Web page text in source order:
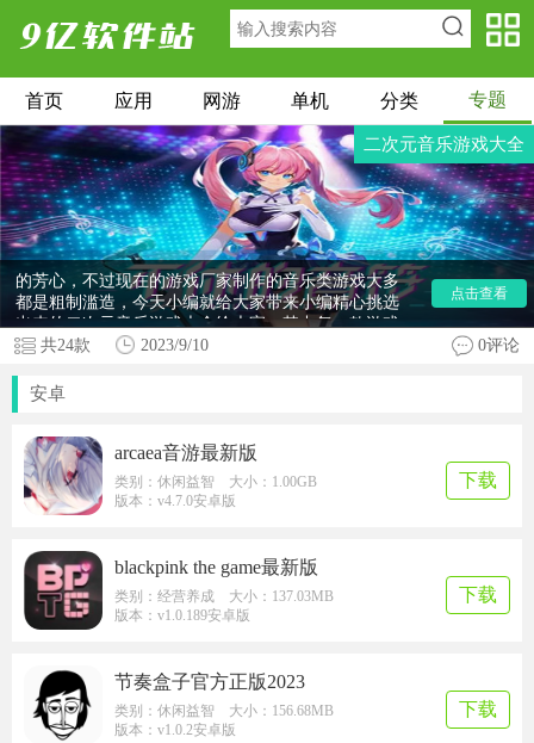
首页 应用 网游 单机 分类 专题
二次元音乐游戏大全
最好玩的二次元音乐游戏有哪些？二次元音乐游戏大
全作为主流的游戏类型，在游戏界中收获了不少玩家
的芳心，不过现在的游戏厂家制作的音乐类游戏大多
都是粗制滥造，今天小编就给大家带来小编精心挑选
出来的二次元音乐游戏大全给大家，其中每一款游戏
都非常好玩，内容非常丰富。合集游戏有催眠麦克
等。感兴趣的小伙伴赶快到合集内寻找你的真命音游
吧。
点击查看
共24款 2023/9/10 0评论
安卓
arcaea音游最新版
类别：休闲益智 大小：1.00GB
版本：v4.7.0安卓版
下载
blackpink the game最新版
类别：经营养成 大小：137.03MB
版本：v1.0.189安卓版
下载
节奏盒子官方正版2023
类别：休闲益智 大小：156.68MB
版本：v1.0.2安卓版
下载